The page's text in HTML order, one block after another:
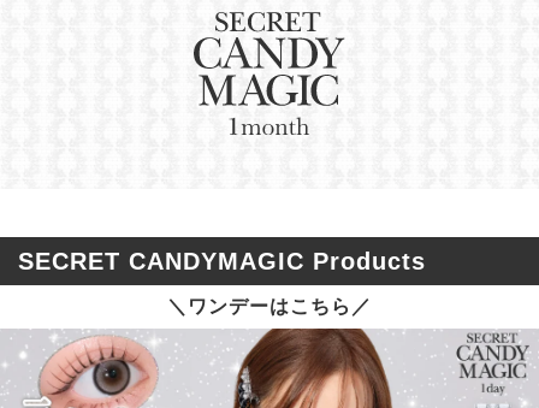
SECRET CANDYMAGIC Products
＼ワンデーはこちら／